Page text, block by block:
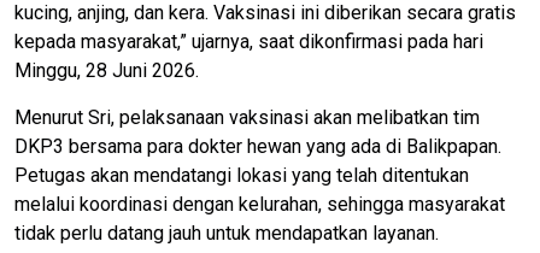
kucing, anjing, dan kera. Vaksinasi ini diberikan secara gratis
kepada masyarakat,” ujarnya, saat dikonfirmasi pada hari
Minggu, 28 Juni 2026.
Menurut Sri, pelaksanaan vaksinasi akan melibatkan tim
DKP3 bersama para dokter hewan yang ada di Balikpapan.
Petugas akan mendatangi lokasi yang telah ditentukan
melalui koordinasi dengan kelurahan, sehingga masyarakat
tidak perlu datang jauh untuk mendapatkan layanan.